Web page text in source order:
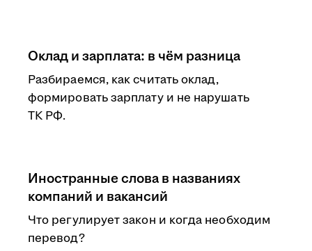
Оклад и зарплата: в чём разница
Разбираемся, как считать оклад,
формировать зарплату и не нарушать
ТК РФ.
Иностранные слова в названиях
компаний и вакансий
Что регулирует закон и когда необходим
перевод?